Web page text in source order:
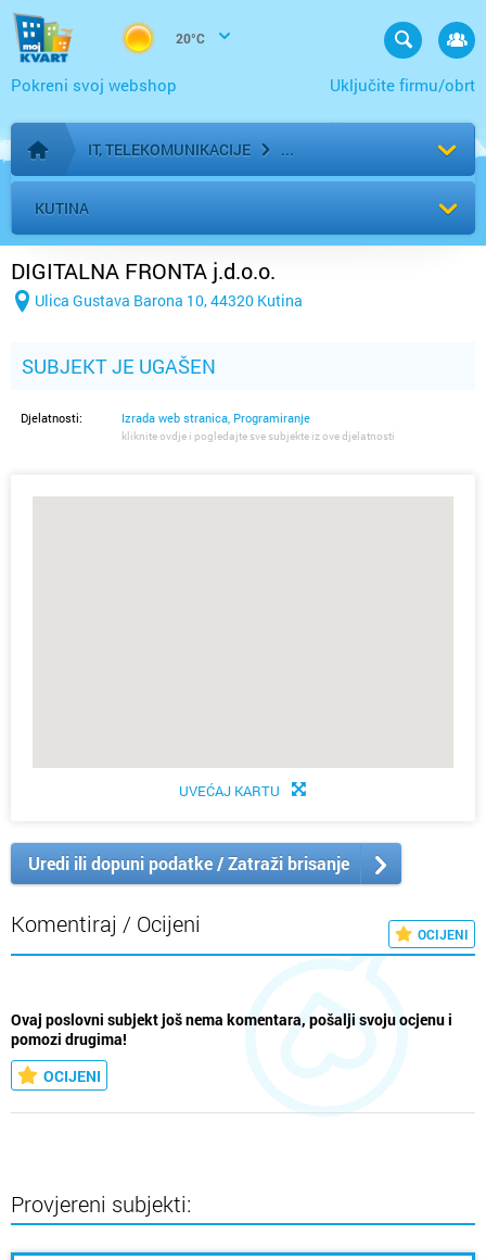
20°C
Uključite firmu/obrt
Pokreni svoj webshop
Početna stranica
IT, TELEKOMUNIKACIJE
KUTINA
DIGITALNA FRONTA j.d.o.o.
Ulica Gustava Barona 10, 44320 Kutina
SUBJEKT JE UGAŠEN
Djelatnosti: Izrada web stranica, Programiranje
kliknite ovdje i pogledajte sve subjekte iz ove djelatnosti
UVEĆAJ KARTU
Uredi ili dopuni podatke / Zatraži brisanje
Komentiraj / Ocijeni OCIJENI
Ovaj poslovni subjekt još nema komentara, pošalji svoju ocjenu i
pomozi drugima!
OCIJENI
Provjereni subjekti: